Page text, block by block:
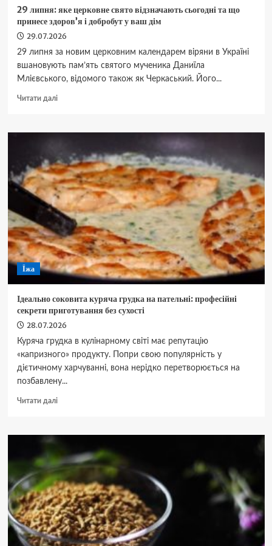
29 липня: яке церковне свято відзначають сьогодні та що
принесе здоров’я і добробут у ваш дім
29.07.2026
29 липня за новим церковним календарем віряни в Україні
вшановують пам’ять святого мученика Даниїла
Млієвського, відомого також як Черкаський. Його...
Читати даліДокладніше
липня:
церковне
свято
відзначають
сьогодні
та
що
принесе
здоров’я
і
добробут
у
Їжа
Ідеально соковита куряча грудка на пательні: професійні
секрети приготування без сухості
28.07.2026
Куряча грудка в кулінарному світі має репутацію
«капризного» продукту. Попри свою популярність у
дієтичному харчуванні, вона нерідко перетворюється на
позбавлену...
Читати даліДокладніше
соковита
грудка
пательні:
професійні
секрети
приготування
без
сухості